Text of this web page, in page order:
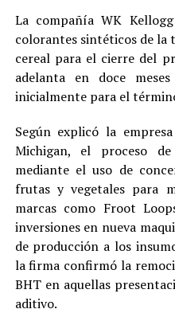
La compañía WK
colorantes sintéticos de la
cereal para el cierre del
adelanta en doce
inicialmente para el
Según explicó la
Michigan, el proceso
mediante el uso de
frutas y vegetales para
marcas como Froot
inversiones en nueva
de producción a los
la firma confirmó la
BHT en aquellas
aditivo.